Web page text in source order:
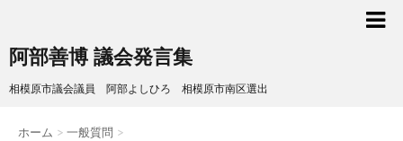
阿部善博 議会発言集
相模原市議会議員 阿部よしひろ 相模原市南区選出
ホーム > 一般質問 >